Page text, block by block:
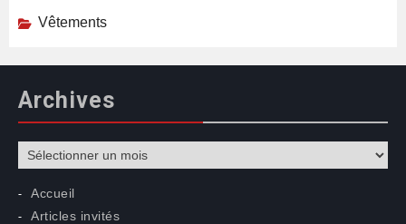
Vêtements
Archives
Archives
Accueil
Articles invités